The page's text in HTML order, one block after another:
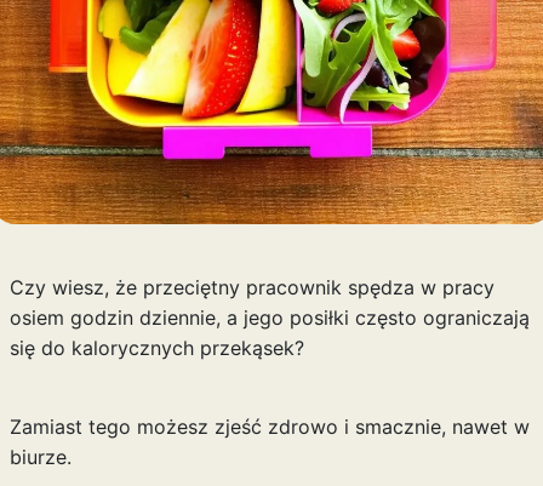
Czy wiesz, że przeciętny pracownik spędza w pracy
osiem godzin dziennie, a jego posiłki często ograniczają
się do kalorycznych przekąsek?
Zamiast tego możesz zjeść zdrowo i smacznie, nawet w
biurze.